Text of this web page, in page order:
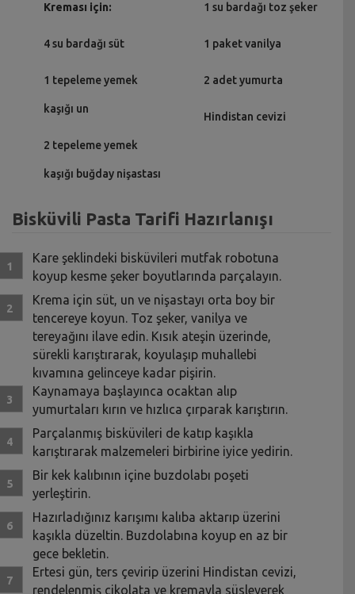
Kreması için:
4 su bardağı süt
1 tepeleme yemek
kaşığı un
2 tepeleme yemek
kaşığı buğday nişastası
1 su bardağı toz şeker
1 paket vanilya
2 adet yumurta
Hindistan cevizi
Bisküvili Pasta Tarifi Hazırlanışı
Kare şeklindeki bisküvileri mutfak robotuna
koyup kesme şeker boyutlarında parçalayın.
Krema için süt, un ve nişastayı orta boy bir
tencereye koyun. Toz şeker, vanilya ve
tereyağını ilave edin. Kısık ateşin üzerinde,
sürekli karıştırarak, koyulaşıp muhallebi
kıvamına gelinceye kadar pişirin.
Kaynamaya başlayınca ocaktan alıp
yumurtaları kırın ve hızlıca çırparak karıştırın.
Parçalanmış bisküvileri de katıp kaşıkla
karıştırarak malzemeleri birbirine iyice yedirin.
Bir kek kalıbının içine buzdolabı poşeti
yerleştirin.
Hazırladığınız karışımı kalıba aktarıp üzerini
kaşıkla düzeltin. Buzdolabına koyup en az bir
gece bekletin.
Ertesi gün, ters çevirip üzerini Hindistan cevizi,
rendelenmiş çikolata ve kremayla süsleyerek